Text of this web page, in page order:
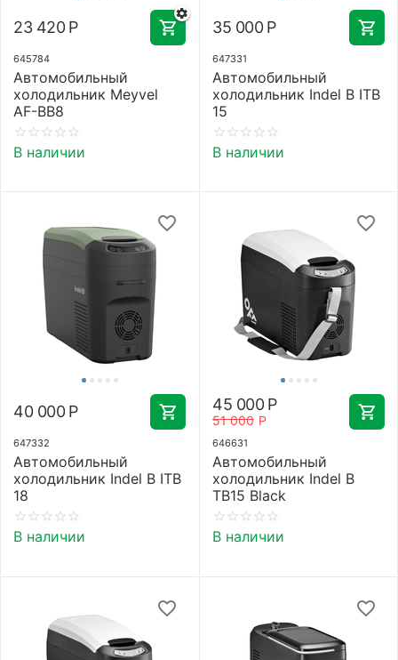
23 420 Р
645784
Автомобильный
холодильник Meyvel
AF-BB8
В наличии
35 000 Р
647331
Автомобильный
холодильник Indel B ITB
15
В наличии
40 000 Р
647332
Автомобильный
холодильник Indel B ITB
18
В наличии
51 000 Р
45 000 Р
646631
Автомобильный
холодильник Indel B
TB15 Black
В наличии